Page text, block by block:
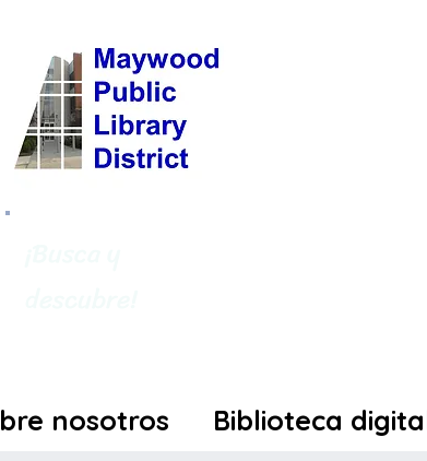
nosotros Biblioteca